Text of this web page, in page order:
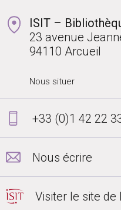
ISIT –
23 avenue
94110 Arcueil
Nous situer
+33 (0)1 42 22
Nous écrire
Visiter le site de